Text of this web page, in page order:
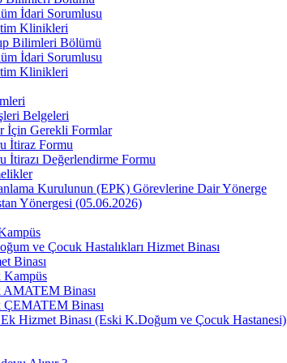
İdari Sorumlusu
Klinikleri
Bilimleri Bölümü
İdari Sorumlusu
Klinikleri
Belgeleri
İçin Gerekli Formlar
İtiraz Formu
İtirazı Değerlendirme Formu
Kurulunun (EPK) Görevlerine Dair Yönerge
Yönergesi (05.06.2026)
ve Çocuk Hastalıkları Hizmet Binası
Binası
Binası
Binası
Hizmet Binası (Eski K.Doğum ve Çocuk Hastanesi)